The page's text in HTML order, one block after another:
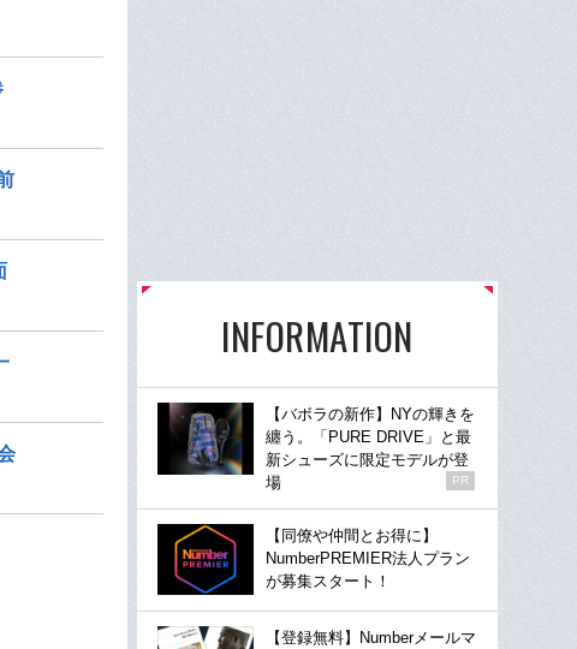
INFORMATION
【バボラの新作】NYの輝きを
纏う。「PURE DRIVE」と最
新シューズに限定モデルが登
場
PR
【同僚や仲間とお得に】
NumberPREMIER法人プラン
が募集スタート！
【登録無料】Numberメールマ